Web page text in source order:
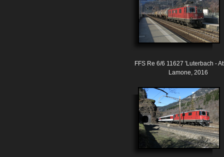
FFS Re 6/6 11627 'Luterbach -
Lamone, 2016